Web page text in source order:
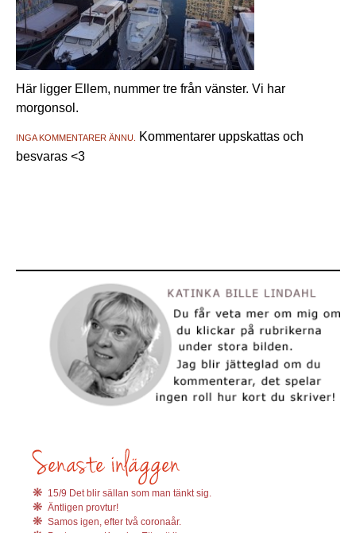
Här ligger Ellem, nummer tre från vänster. Vi har
morgonsol.
INGA KOMMENTARER ÄNNU.
Kommentarer uppskattas och
besvaras <3
15/9 Det blir sällan som man tänkt sig.
Äntligen provtur!
Samos igen, efter två coronaår.